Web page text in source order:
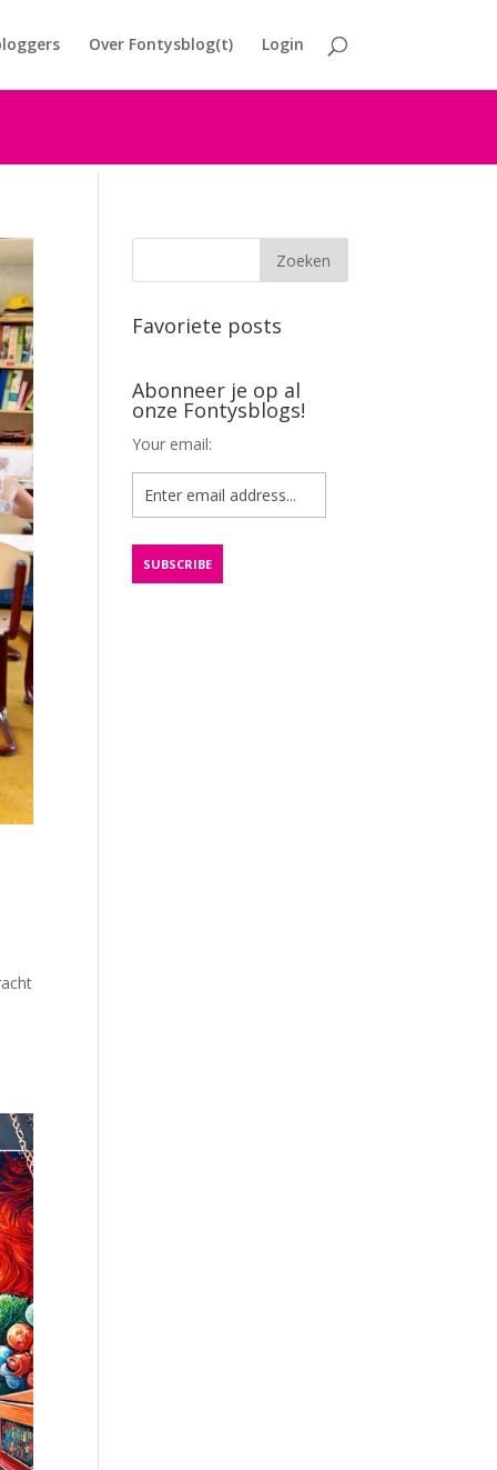
Over Fontysblog(t) Login
Favoriete posts
Abonneer je op al
onze Fontysblogs!
Your email: